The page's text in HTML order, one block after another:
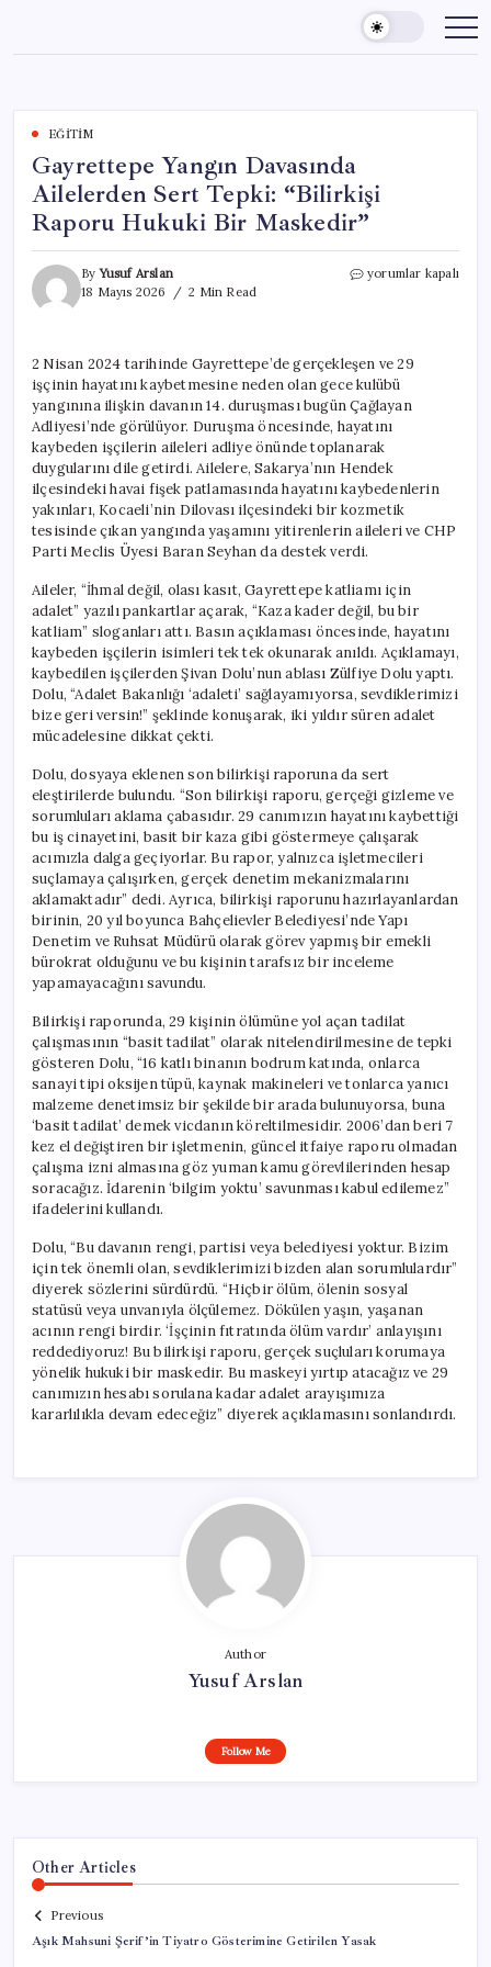
content
EĞITIM
Gayrettepe Yangın Davasında
Ailelerden Sert Tepki: “Bilirkişi
Raporu Hukuki Bir Maskedir”
ByYusuf Arslan
18 Mayıs 2026
2 Min Read
Gayrettepe
Tepki:
“Bilirkişi
Raporu
Hukuki
Bir
Maskedir”
için
yorumlar kapalı
2 Nisan 2024 tarihinde Gayrettepe’de gerçekleşen ve 29
işçinin hayatını kaybetmesine neden olan gece kulübü
yangınına ilişkin davanın 14. duruşması bugün Çağlayan
Adliyesi’nde görülüyor. Duruşma öncesinde, hayatını
kaybeden işçilerin aileleri adliye önünde toplanarak
duygularını dile getirdi. Ailelere, Sakarya’nın Hendek
ilçesindeki havai fişek patlamasında hayatını kaybedenlerin
yakınları, Kocaeli’nin Dilovası ilçesindeki bir kozmetik
tesisinde çıkan yangında yaşamını yitirenlerin aileleri ve CHP
Parti Meclis Üyesi Baran Seyhan da destek verdi.
Aileler, “İhmal değil, olası kasıt, Gayrettepe katliamı için
adalet” yazılı pankartlar açarak, “Kaza kader değil, bu bir
katliam” sloganları attı. Basın açıklaması öncesinde, hayatını
kaybeden işçilerin isimleri tek tek okunarak anıldı. Açıklamayı,
kaybedilen işçilerden Şivan Dolu’nun ablası Zülfiye Dolu yaptı.
Dolu, “Adalet Bakanlığı ‘adaleti’ sağlayamıyorsa, sevdiklerimizi
bize geri versin!” şeklinde konuşarak, iki yıldır süren adalet
mücadelesine dikkat çekti.
Dolu, dosyaya eklenen son bilirkişi raporuna da sert
eleştirilerde bulundu. “Son bilirkişi raporu, gerçeği gizleme ve
sorumluları aklama çabasıdır. 29 canımızın hayatını kaybettiği
bu iş cinayetini, basit bir kaza gibi göstermeye çalışarak
acımızla dalga geçiyorlar. Bu rapor, yalnızca işletmecileri
suçlamaya çalışırken, gerçek denetim mekanizmalarını
aklamaktadır” dedi. Ayrıca, bilirkişi raporunu hazırlayanlardan
birinin, 20 yıl boyunca Bahçelievler Belediyesi’nde Yapı
Denetim ve Ruhsat Müdürü olarak görev yapmış bir emekli
bürokrat olduğunu ve bu kişinin tarafsız bir inceleme
yapamayacağını savundu.
Bilirkişi raporunda, 29 kişinin ölümüne yol açan tadilat
çalışmasının “basit tadilat” olarak nitelendirilmesine de tepki
gösteren Dolu, “16 katlı binanın bodrum katında, onlarca
sanayi tipi oksijen tüpü, kaynak makineleri ve tonlarca yanıcı
malzeme denetimsiz bir şekilde bir arada bulunuyorsa, buna
‘basit tadilat’ demek vicdanın köreltilmesidir. 2006’dan beri 7
kez el değiştiren bir işletmenin, güncel itfaiye raporu olmadan
çalışma izni almasına göz yuman kamu görevlilerinden hesap
soracağız. İdarenin ‘bilgim yoktu’ savunması kabul edilemez”
ifadelerini kullandı.
Dolu, “Bu davanın rengi, partisi veya belediyesi yoktur. Bizim
için tek önemli olan, sevdiklerimizi bizden alan sorumlulardır”
diyerek sözlerini sürdürdü. “Hiçbir ölüm, ölenin sosyal
statüsü veya unvanıyla ölçülemez. Dökülen yaşın, yaşanan
acının rengi birdir. ‘İşçinin fıtratında ölüm vardır’ anlayışını
reddediyoruz! Bu bilirkişi raporu, gerçek suçluları korumaya
yönelik hukuki bir maskedir. Bu maskeyi yırtıp atacağız ve 29
canımızın hesabı sorulana kadar adalet arayışımıza
kararlılıkla devam edeceğiz” diyerek açıklamasını sonlandırdı.
Author
Yusuf Arslan
Follow Me
Other Articles
Previous
Aşık Mahsuni Şerif’in Tiyatro Gösterimine Getirilen Yasak